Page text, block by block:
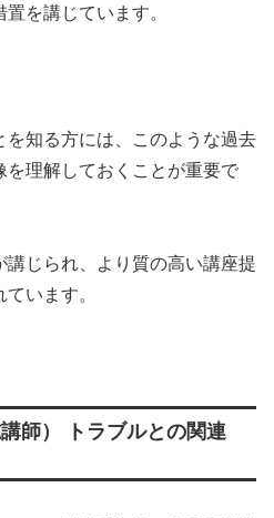
を講じています。
知る方には、このような過去
理解しておくことが重要で
じられ、より質の高い講座提
います。
師） トラブルとの関連